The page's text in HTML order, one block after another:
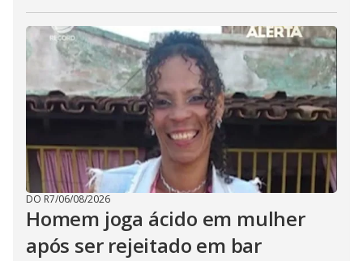
DO R7/06/08/2026
Homem joga ácido em mulher
após ser rejeitado em bar